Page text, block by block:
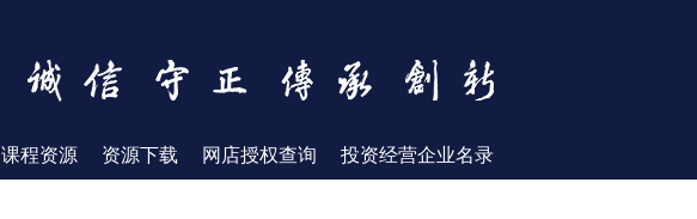
课程资源 资源下载 网店授权查询 投资经营企业名录